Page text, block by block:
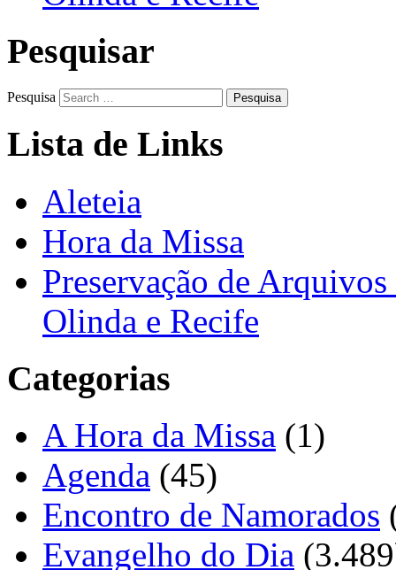
Pesquisar
Pesquisa
Lista de Links
Aleteia
Hora da Missa
Preservação de
Olinda e Recife
Categorias
A Hora da Missa (1)
Agenda (45)
Encontro de Namorados
Evangelho do Dia